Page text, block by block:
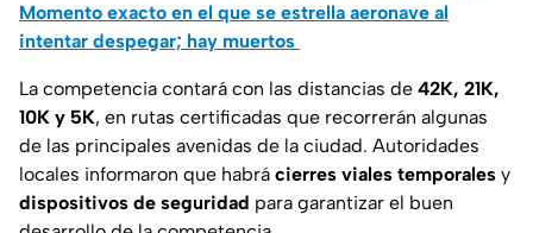
Momento exacto en el que se estrella aeronave al
intentar despegar; hay muertos
La competencia contará con las distancias de 42K, 21K,
10K y 5K, en rutas certificadas que recorrerán algunas
de las principales avenidas de la ciudad. Autoridades
locales informaron que habrá cierres viales temporales y
dispositivos de seguridad para garantizar el buen